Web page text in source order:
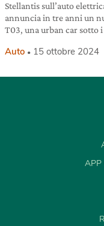
Stellantis sull’auto
annuncia in tre anni un
T03, una urban car sotto
Auto 15 ottobre 2024
APP